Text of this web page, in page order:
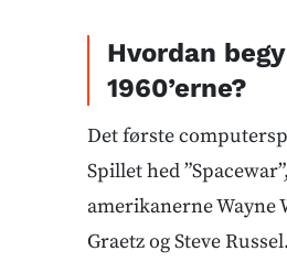
Hvordan
1960’erne?
Det første
Spillet hed
amerikanerne Wayne
Graetz og Steve